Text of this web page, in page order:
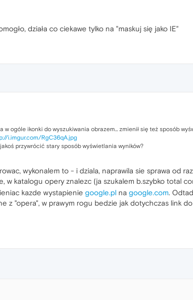
działa co ciekawe tylko na "maskuj się jako IE"
w ogóle ikonki do wyszukiwania obrazem... zmienił się też sposób
i.imgur.com/RgC36qA.jpg
przywrócić stary sposób wyświetlania wyników?
wykonalem to - i dziala, naprawila sie sprawa od
w katalogu opery znalezc (ja szukalem b.szybko total
kazde wystapienie google.pl na google.com.
z "opera", w prawym rogu bedzie jak dotychczas link